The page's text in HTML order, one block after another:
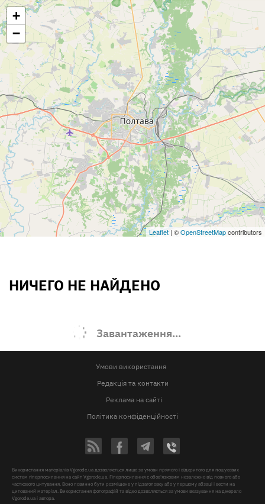
+
−
Leaflet | ©OpenStreetMapcontributors
НИЧЕГО НЕ НАЙДЕНО
Завантаження...
Умови використання
Редакція та контакти
Реклама на сайті
Політика конфіденційності
Використання матеріалів Vgorode.ua дозволяється лише за умови прямого і відкритого для пошукових
систем гіперпосилання на сайт Vgorode.ua. Гіперпосилання є обов'язковим незалежно від повного або
часткового цитування. Воно повинно бути розміщене у підзаголовку або у першому абзаці і вести на
цитований матеріал. Використання фотографій та відео дозволяється за умови вказування на джерело
Vgorode.ua і автора.